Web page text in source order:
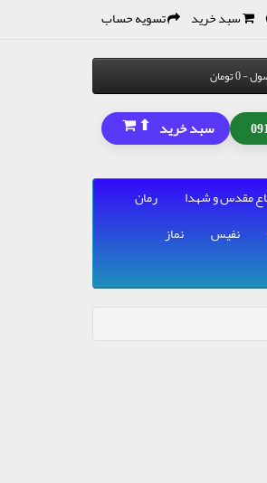
سبد خرید تسویه حساب
سبد خرید ⬆
مقدس و شهدا
رمان
نفیس
نماز